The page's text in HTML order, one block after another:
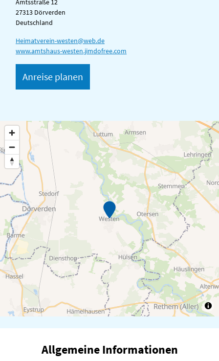
Amtsstraße 12
27313 Dörverden
Deutschland
Heimatverein-westen@web.de
www.amtshaus-westen.jimdofree.com
Anreise planen
Allgemeine Informationen